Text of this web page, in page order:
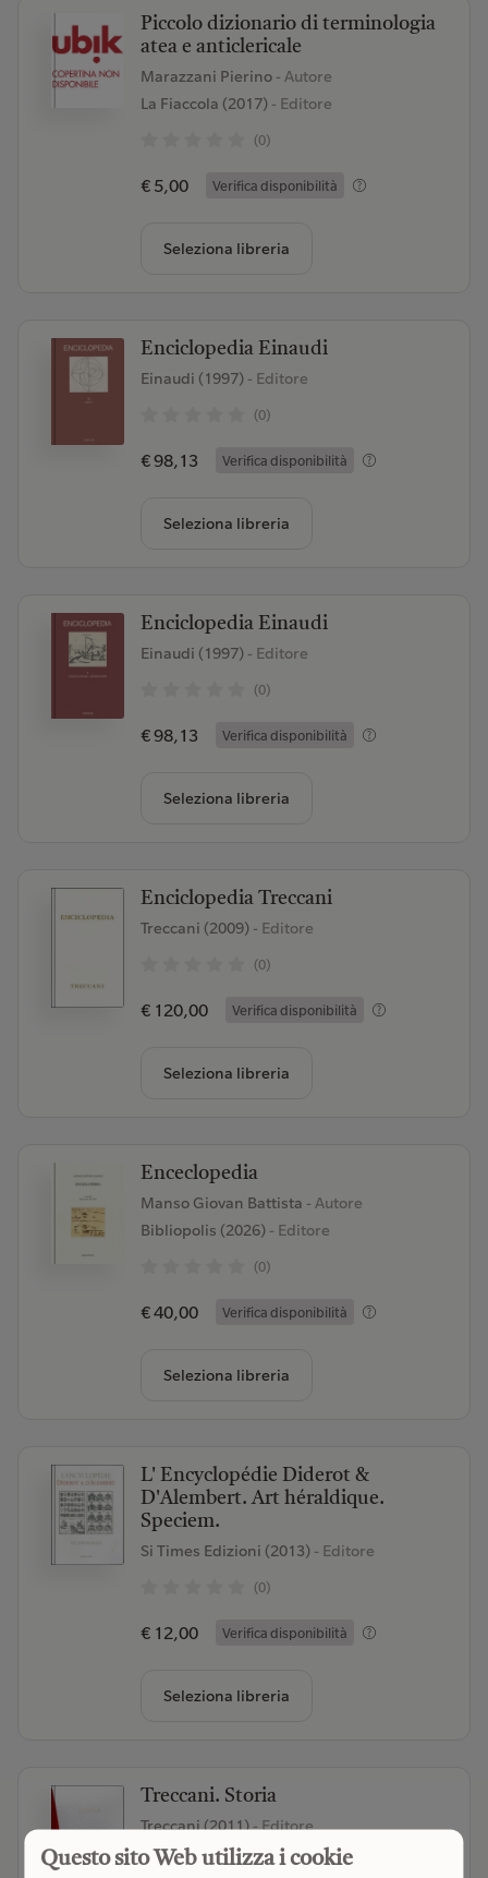
Piccolo dizionario di terminologia
atea e anticlericale
Marazzani Pierino - Autore
La Fiaccola (2017)- Editore
(0)
€ 5,00 Verifica disponibilità
Seleziona libreria
Enciclopedia Einaudi
Einaudi (1997)- Editore
(0)
€ 98,13 Verifica disponibilità
Seleziona libreria
Enciclopedia Einaudi
Einaudi (1997)- Editore
(0)
€ 98,13 Verifica disponibilità
Seleziona libreria
Enciclopedia Treccani
Treccani (2009)- Editore
(0)
€ 120,00 Verifica disponibilità
Seleziona libreria
Enceclopedia
Manso Giovan Battista - Autore
Bibliopolis (2026)- Editore
(0)
€ 40,00 Verifica disponibilità
Seleziona libreria
L' Encyclopédie Diderot &
D'Alembert. Art héraldique.
Speciem.
Si Times Edizioni (2013)- Editore
(0)
€ 12,00 Verifica disponibilità
Seleziona libreria
Treccani. Storia
Treccani (2011)- Editore
(0)
Questo sito Web utilizza i cookie